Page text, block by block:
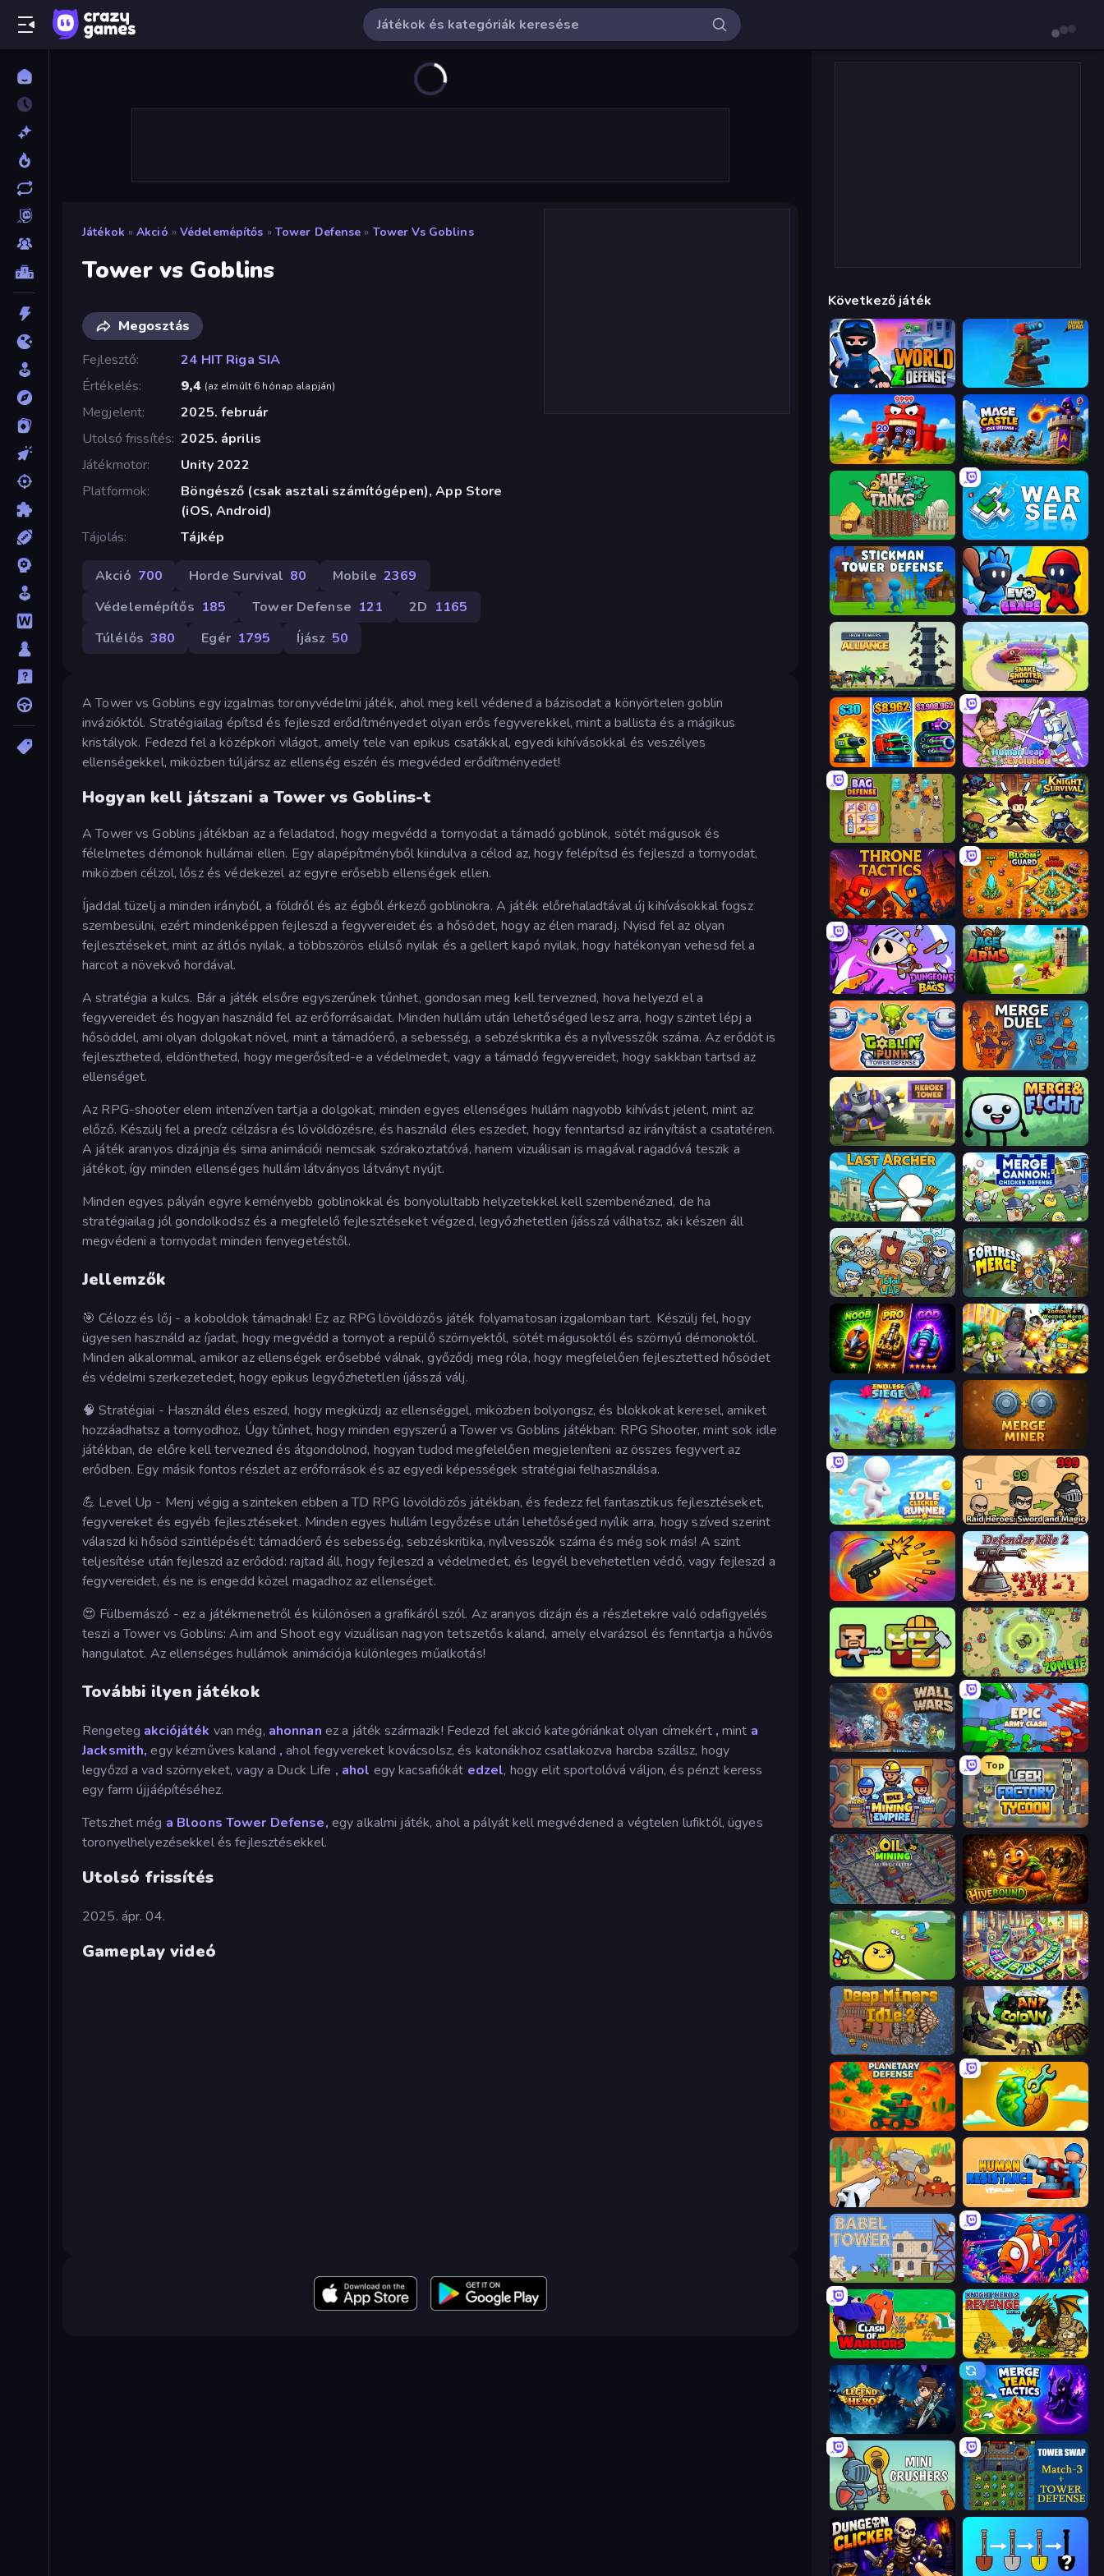
Játékok » Akció » Védelemépítős » Tower Defense » Tower Vs Goblins
Tower vs Goblins
Megosztás
Fejlesztő
24 HIT Riga SIA
Értékelés
9,4 (az elmúlt 6 hónap alapján)
Megjelent
2025. február
Utolsó frissítés 2025. április
Játékmotor
Unity 2022
Platformok
Böngésző (csak asztali számítógépen), App Store
(iOS, Android)
Tájolás
Tájkép
Akció 700 Horde Survival 80 Mobile 2369
Védelemépítős 185 Tower Defense 121 2D 1165
Túlélős 380 Egér 1795 Íjász 50
A Tower vs Goblins egy izgalmas toronyvédelmi játék, ahol meg kell védened a bázisodat a könyörtelen goblin
invázióktól. Stratégiailag építsd és fejleszd erődítményedet olyan erős fegyverekkel, mint a ballista és a mágikus
kristályok. Fedezd fel a középkori világot, amely tele van epikus csatákkal, egyedi kihívásokkal és veszélyes
ellenségekkel, miközben túljársz az ellenség eszén és megvéded erődítményedet!
Hogyan kell játszani a Tower vs Goblins-t
A Tower vs Goblins játékban az a feladatod, hogy megvédd a tornyodat a támadó goblinok, sötét mágusok és
félelmetes démonok hullámai ellen. Egy alapépítményből kiindulva a célod az, hogy felépítsd és fejleszd a tornyodat,
miközben célzol, lősz és védekezel az egyre erősebb ellenségek ellen.
Íjaddal tüzelj a minden irányból, a földről és az égből érkező goblinokra. A játék előrehaladtával új kihívásokkal fogsz
szembesülni, ezért mindenképpen fejleszd a fegyvereidet és a hősödet, hogy az élen maradj. Nyisd fel az olyan
fejlesztéseket, mint az átlós nyilak, a többszörös elülső nyilak és a gellert kapó nyilak, hogy hatékonyan vehesd fel a
harcot a növekvő hordával.
A stratégia a kulcs. Bár a játék elsőre egyszerűnek tűnhet, gondosan meg kell tervezned, hova helyezd el a
fegyvereidet és hogyan használd fel az erőforrásaidat. Minden hullám után lehetőséged lesz arra, hogy szintet lépj a
hősöddel, ami olyan dolgokat növel, mint a támadóerő, a sebesség, a sebzéskritika és a nyílvesszők száma. Az erődöt is
fejlesztheted, eldöntheted, hogy megerősíted-e a védelmedet, vagy a támadó fegyvereidet, hogy sakkban tartsd az
ellenséget.
Az RPG-shooter elem intenzíven tartja a dolgokat, minden egyes ellenséges hullám nagyobb kihívást jelent, mint az
előző. Készülj fel a precíz célzásra és lövöldözésre, és használd éles eszedet, hogy fenntartsd az irányítást a csatatéren.
A játék aranyos dizájnja és sima animációi nemcsak szórakoztatóvá, hanem vizuálisan is magával ragadóvá teszik a
játékot, így minden ellenséges hullám látványos látványt nyújt.
Minden egyes pályán egyre keményebb goblinokkal és bonyolultabb helyzetekkel kell szembenézned, de ha
stratégiailag jól gondolkodsz és a megfelelő fejlesztéseket végzed, legyőzhetetlen íjásszá válhatsz, aki készen áll
megvédeni a tornyodat minden fenyegetéstől.
Jellemzők
🎯 Célozz és lőj - a koboldok támadnak! Ez az RPG lövöldözős játék folyamatosan izgalomban tart. Készülj fel, hogy
ügyesen használd az íjadat, hogy megvédd a tornyot a repülő szörnyektől, sötét mágusoktól és szörnyű démonoktól.
Minden alkalommal, amikor az ellenségek erősebbé válnak, győződj meg róla, hogy megfelelően fejlesztetted hősödet
és védelmi szerkezetedet, hogy epikus legyőzhetetlen íjásszá válj.
🧠 Stratégiai - Használd éles eszed, hogy megküzdj az ellenséggel, miközben bolyongsz, és blokkokat keresel, amiket
hozzáadhatsz a tornyodhoz. Úgy tűnhet, hogy minden egyszerű a Tower vs Goblins játékban: RPG Shooter, mint sok idle
játékban, de előre kell tervezned és átgondolnod, hogyan tudod megfelelően megjeleníteni az összes fegyvert az
erődben. Egy másik fontos részlet az erőforrások és az egyedi képességek stratégiai felhasználása.
💪 Level Up - Menj végig a szinteken ebben a TD RPG lövöldözős játékban, és fedezz fel fantasztikus fejlesztéseket,
fegyvereket és egyéb fejlesztéseket. Minden egyes hullám legyőzése után lehetőséged nyílik arra, hogy szíved szerint
válaszd ki hősöd szintlépését: támadóerő és sebesség, sebzéskritika, nyílvesszők száma és még sok más! A szint
teljesítése után fejleszd az erődöd: rajtad áll, hogy fejleszd a védelmedet, és legyél bevehetetlen védő, vagy fejleszd a
fegyvereidet, és ne is engedd közel magadhoz az ellenséget.
😍 Fülbemászó - ez a játékmenetről és különösen a grafikáról szól. Az aranyos dizájn és a részletekre való odafigyelés
teszi a Tower vs Goblins: Aim and Shoot egy vizuálisan nagyon tetszetős kaland, amely elvarázsol és fenntartja a hűvös
hangulatot. Az ellenséges hullámok animációja különleges műalkotás!
További ilyen játékok
Rengeteg akciójáték van még, ahonnan ez a játék származik! Fedezd fel akció kategóriánkat olyan címekért , mint a
Jacksmith, egy kézműves kaland , ahol fegyvereket kovácsolsz, és katonákhoz csatlakozva harcba szállsz, hogy
legyőzd a vad szörnyeket, vagy a Duck Life , ahol egy kacsafiókát edzel, hogy elit sportolóvá váljon, és pénzt keress
egy farm újjáépítéséhez.
Tetszhet még a Bloons Tower Defense, egy alkalmi játék, ahol a pályát kell megvédened a végtelen lufiktól, ügyes
toronyelhelyezésekkel és fejlesztésekkel.
Utolsó frissítés
2025. ápr. 04.
Gameplay videó
Következő játék
World Z Defense - Zombie Defense Furry Road
TimeWarriors Mage Castle Idle Defense
Age of Tanks Warriors: TD War War Sea
Evo Gears
Iron Towers Alliance Snake Shooter: Tower Battle
Pumpkin Defense: Merge Cannon Human Leap: Evolution
Bag Defense Knight Survival
Throne Tactics BloomGuard
Dungeons and Bags Age Of Arms
Goblin Punk Tower Defense MergeDuel.io
Heroes Tower Merge & Fight
Last Archer Merge Cannon: Chicken Defense
Raid Heroes: Total War Fortress Merge
Merge Survival Zombies 4 Weapon Merge
Endless Siege Merge Miner
Idle Clicker Runner Raid Heroes: Sword and Magic
Chair Force Buzz Defender Idle 2
Zombie Horde: Build & Survive Jackal Zombie Survival
Wall Wars Epic Army Clash
Idle Mining Empire
Top
Leek Factory Tycoon
Oil Mining 3D: Petrol Factory Hivebound
Monster Mixer Idle Money Factory: Tycoon Idle Game
Deep Miners Idle 2 Ant Colony: New War
Planetary Defense Land Explorers: Merge & Build
Idle Gun Survivor Human Resistance
Babel Tower Fish Catch Idle
Clash of Warriors Knight Hero 2 Revenge Idle RPG
Legend of Hero Merge Team Tactics
Mini Crushers Tower Swap